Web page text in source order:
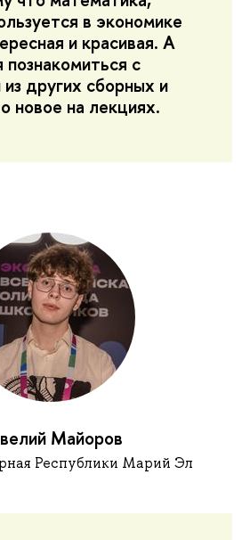
в экономике
и красивая. А
с
других сборных и
новое на лекциях.
Майоров
Республики Марий Эл